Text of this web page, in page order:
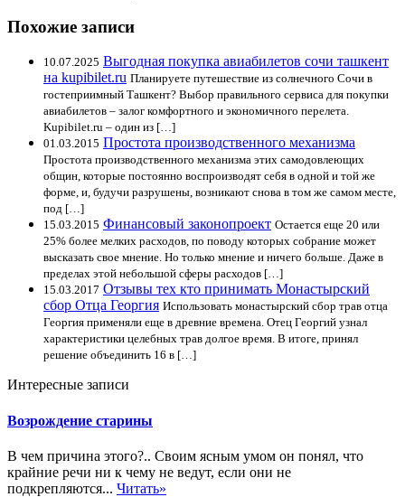
Похожие записи
10.07.2025 Выгодная покупка авиабилетов сочи ташкент
на kupibilet.ru Планируете путешествие из солнечного Сочи в
гостеприимный Ташкент? Выбор правильного сервиса для покупки
авиабилетов – залог комфортного и экономичного перелета.
Kupibilet.ru – один из […]
01.03.2015 Простота производственного механизма
Простота производственного механизма этих самодовлеющих
общин, которые постоянно воспроизводят себя в одной и той же
форме, и, будучи разрушены, возникают снова в том же самом месте,
под […]
15.03.2015 Финансовый законопроект Остается еще 20 или
25% более мелких расходов, по поводу которых собрание может
высказать свое мнение. Но только мнение и ничего больше. Даже в
пределах этой небольшой сферы расходов […]
15.03.2017 Отзывы тех кто принимать Монастырский
сбор Отца Георгия Использовать монастырский сбор трав отца
Георгия применяли еще в древние времена. Отец Георгий узнал
характеристики целебных трав долгое время. В итоге, принял
решение объединить 16 в […]
Интересные записи
Возрождение старины
В чем причина этого?.. Своим ясным умом он понял, что
крайние речи ни к чему не ведут, если они не
подкрепляются... Читать»